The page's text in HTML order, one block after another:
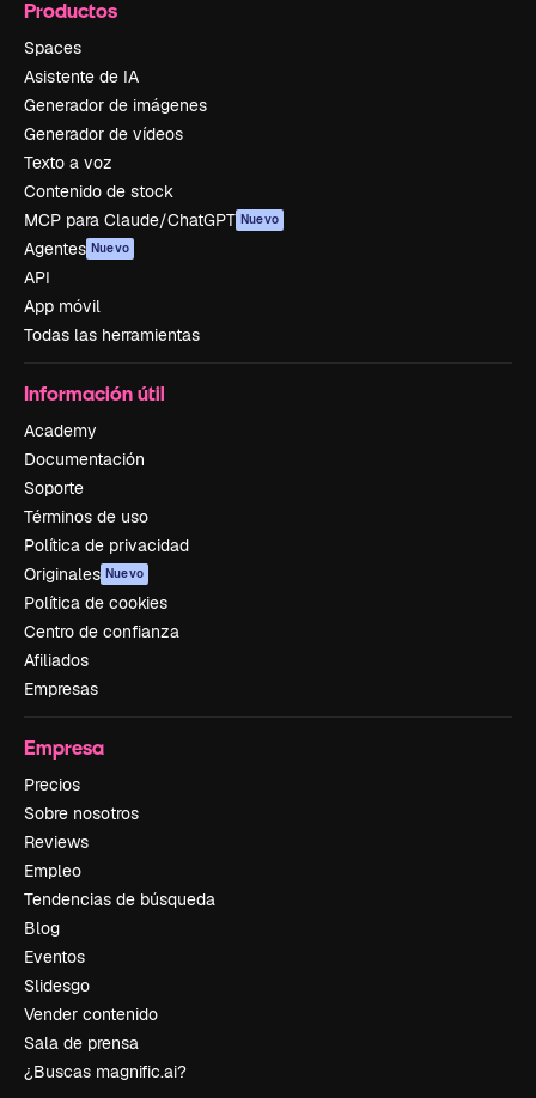
Productos
Spaces
Asistente de IA
Generador de imágenes
Generador de vídeos
Texto a voz
Contenido de stock
MCP para Claude/ChatGPT Nuevo
Agentes Nuevo
API
App móvil
Todas las herramientas
Información útil
Academy
Documentación
Soporte
Términos de uso
Política de privacidad
Originales Nuevo
Política de cookies
Centro de confianza
Afiliados
Empresas
Empresa
Precios
Sobre nosotros
Reviews
Empleo
Tendencias de búsqueda
Blog
Eventos
Slidesgo
Vender contenido
Sala de prensa
¿Buscas magnific.ai?